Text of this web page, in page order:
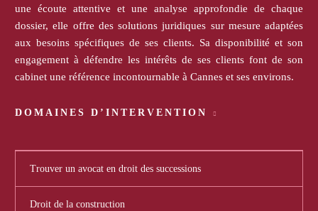
une écoute attentive et une analyse approfondie de chaque
dossier, elle offre des solutions juridiques sur mesure adaptées
aux besoins spécifiques de ses clients. Sa disponibilité et son
engagement à défendre les intérêts de ses clients font de son
cabinet une référence incontournable à Cannes et ses environs.
DOMAINES D’INTERVENTION
Trouver un avocat en droit des successions
Droit de la construction